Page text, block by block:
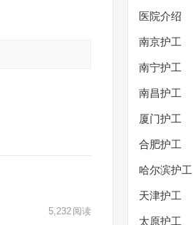
5,232 阅读
医院介绍
南京护工
南宁护工
南昌护工
厦门护工
合肥护工
哈尔滨护工
天津护工
太原护工